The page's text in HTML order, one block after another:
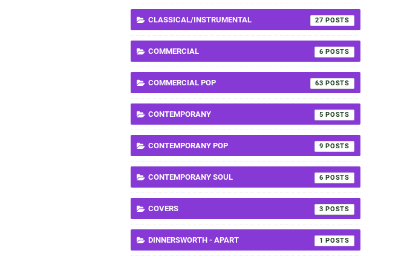
CLASSICAL/INSTRUMENTAL 27
COMMERCIAL 6
COMMERCIAL POP 63
CONTEMPORANY 5
CONTEMPORANY POP 9
CONTEMPORANY SOUL 6
COVERS 3
DINNERSWORTH - APART 1